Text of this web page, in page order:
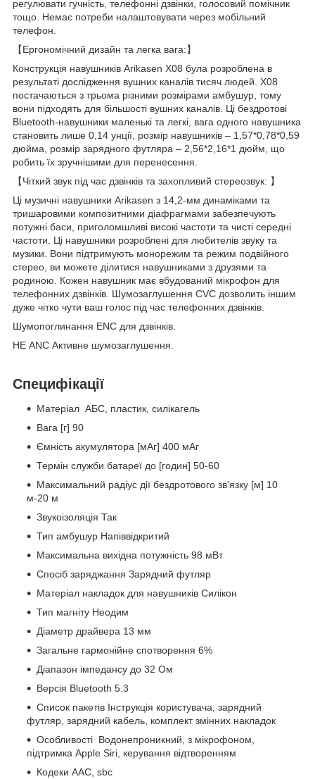
регулювати гучність, телефонні дзвінки, голосовий помічник
тощо. Немає потреби налаштовувати через мобільний
телефон.
【Ергономічний дизайн та легка вага:】
Конструкція навушників Arikasen X08 була розроблена в
результаті дослідження вушних каналів тисяч людей. X08
постачаються з трьома різними розмірами амбушур, тому
вони підходять для більшості вушних каналів. Ці бездротові
Bluetooth-навушники маленькі та легкі, вага одного навушника
становить лише 0,14 унції, розмір навушників – 1,57*0,78*0,59
дюйма, розмір зарядного футляра – 2,56*2,16*1 дюйм, що
робить їх зручнішими для перенесення.
【Чіткий звук під час дзвінків та захопливий стереозвук: 】
Ці музичні навушники Arikasen з 14,2-мм динаміками та
тришаровими композитними діафрагмами забезпечують
потужні баси, приголомшливі високі частоти та чисті середні
частоти. Ці навушники розроблені для любителів звуку та
музики. Вони підтримують монорежим та режим подвійного
стерео, ви можете ділитися навушниками з друзями та
родиною. Кожен навушник має вбудований мікрофон для
телефонних дзвінків. Шумозаглушення CVC дозволить іншим
дуже чітко чути ваш голос під час телефонних дзвінків.
Шумопоглинання ENC для дзвінків.
НЕ ANC Активне шумозаглушення.
Специфікації
Матеріал АБС, пластик, силікагель
Вага [г] 90
Ємність акумулятора [мАг] 400 мАг
Термін служби батареї до [годин] 50-60
Максимальний радіус дії бездротового зв'язку [м] 10
м-20 м
Звукоізоляція Так
Тип амбушур Напіввідкритий
Максимальна вихідна потужність 98 мВт
Спосіб заряджання Зарядний футляр
Матеріал накладок для навушників Силікон
Тип магніту Неодим
Діаметр драйвера 13 мм
Загальне гармонійне спотворення 6%
Діапазон імпедансу до 32 Ом
Версія Bluetooth 5.3
Список пакетів Інструкція користувача, зарядний
футляр, зарядний кабель, комплект змінних накладок
Особливості Водонепроникний, з мікрофоном,
підтримка Apple Siri, керування відтворенням
Кодеки AAC, sbc